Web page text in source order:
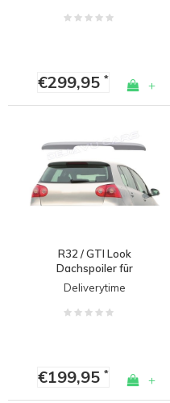
€299,95* +
R32 / GTI Look
Dachspoiler für
Volkswagen Golf 5
Deliverytime
€199,95* +